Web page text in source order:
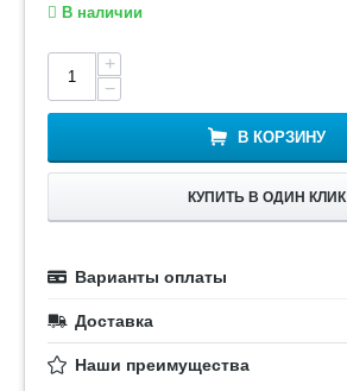
В наличии
+
−
В КОРЗИНУ
КУПИТЬ В ОДИН КЛИК
Варианты оплаты
Доставка
Наши преимущества